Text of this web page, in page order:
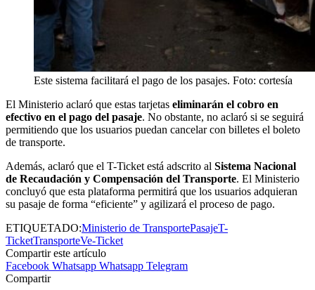
Este sistema facilitará el pago de los pasajes. Foto: cortesía
El Ministerio aclaró que estas tarjetas eliminarán el cobro en
efectivo en el pago del pasaje. No obstante, no aclaró si se seguirá
permitiendo que los usuarios puedan cancelar con billetes el boleto
de transporte.
Además, aclaró que el T-Ticket está adscrito al Sistema Nacional
de Recaudación y Compensación del Transporte. El Ministerio
concluyó que esta plataforma permitirá que los usuarios adquieran
su pasaje de forma “eficiente” y agilizará el proceso de pago.
ETIQUETADO:Ministerio de TransportePasajeT-
TicketTransporteVe-Ticket
Compartir este artículo
Facebook Whatsapp Whatsapp Telegram
Compartir